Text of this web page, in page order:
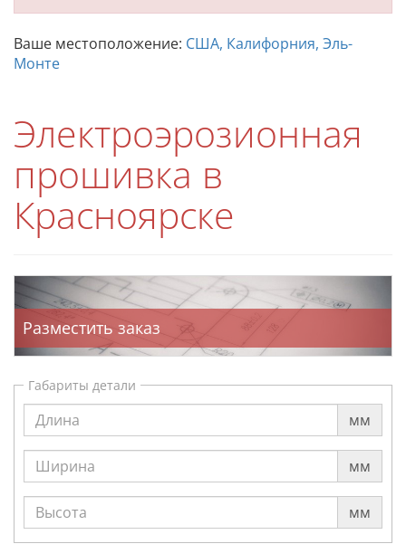
Ваше местоположение: США, Калифорния, Эль-
Монте
Электроэрозионная
прошивка в
Красноярске
Разместить заказ
Габариты детали
мм
мм
мм